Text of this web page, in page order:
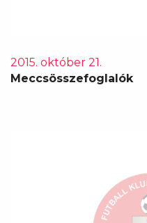
2015. október 21.
Meccsösszefoglalók